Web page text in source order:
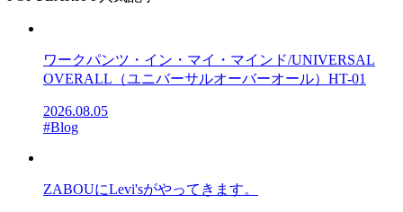
ワークパンツ・イン・マイ・マインド/UNIVERSAL
OVERALL（ユニバーサルオーバーオール）HT-01
2026.08.05
#Blog
ZABOUにLevi'sがやってきます。